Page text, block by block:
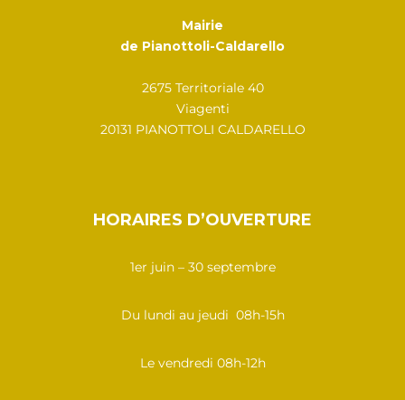
Mairie
de Pianottoli-Caldarello
2675 Territoriale 40
Viagenti
20131 PIANOTTOLI CALDARELLO
HORAIRES D’OUVERTURE
1er juin – 30 septembre
Du lundi au jeudi 08h-15h
Le vendredi 08h-12h